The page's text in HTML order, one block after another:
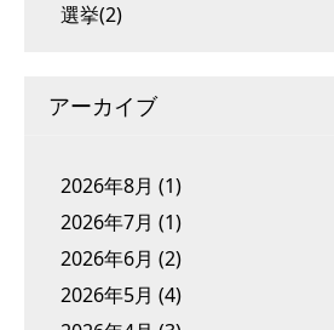
選挙(2)
アーカイブ
2026年8月 (1)
2026年7月 (1)
2026年6月 (2)
2026年5月 (4)